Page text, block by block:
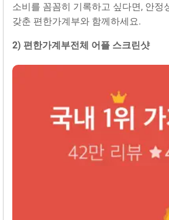
소비를 꼼꼼히 기록하고 싶다면, 안정
갖춘 편한가계부와 함께하세요.
2) 편한가계‪부‬전체 어플 스크린샷